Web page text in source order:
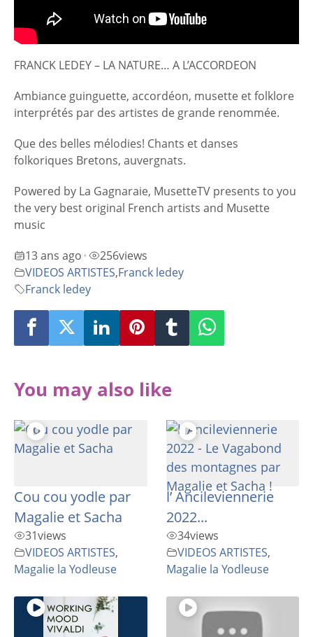
FRANCK LEDEY – LA NATURE… A L’ACCORDEON
Ambiance guinguette, accordéon, musette et folklore
interprétés par des artistes de grande renommée.
Que des belles mélodies! Chants et danses
folkoriques Bretons, auvergnats.
Powered by La Gagnaraie, MusetteTV presents to you
the very best original French artists and Musette
music
13 ans ago • 256views
VIDEOS ARTISTES,Franck ledey
Franck ledey
You may also like
Cou cou yodle par
Magalie et Sacha
31views
VIDEOS ARTISTES,
Magalie la Yodleuse
l’ Ancileviennerie
2022...
34views
VIDEOS ARTISTES,
Magalie la Yodleuse